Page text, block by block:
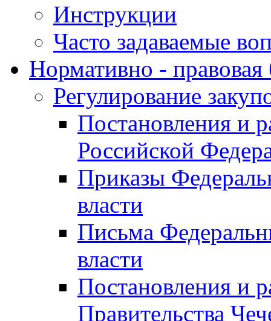
Инструкции
Часто задаваемые
Нормативно - правовая
Регулирование
Постановления и
Российской
Приказы
власти
Письма
власти
Постановления и
Правительства